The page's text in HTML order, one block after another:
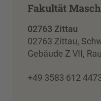
Fakultät
02763 Zittau
02763 Zittau,
Gebäude Z VII,
+49 3583 612